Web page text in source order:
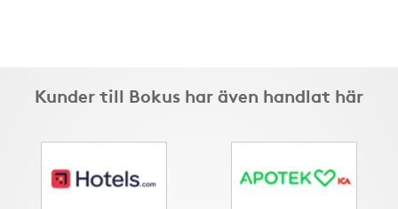
Kunder till Bokus har även handlat här